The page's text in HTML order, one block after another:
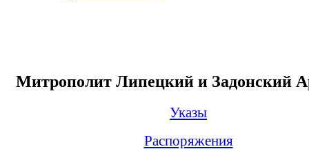
Митрополит Липецкий и Задонский
Указы
Распоряжения